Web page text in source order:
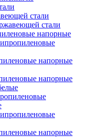
стали
стали
напорные
напорные
напорные
напорные